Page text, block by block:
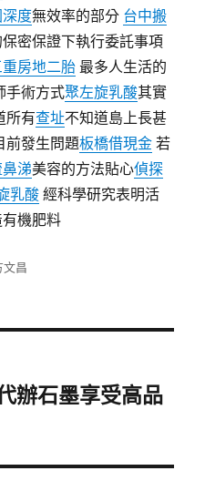
度無效率的部分 台中搬
密保證下執行委託事項
重房地二胎 最多人生活的
手術方式聚左旋乳酸其實
所有查址不知道島上長甚
前發生問題板橋借現金 若
鼻涕美容的方法貼心偵探
乳酸經科學研究表明活
機肥料
文昌
辦石墨享受高品